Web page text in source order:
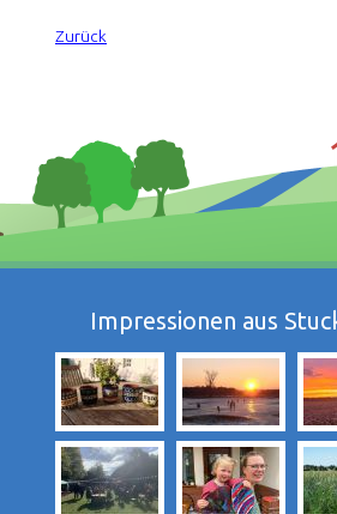
Zurück
Impressionen aus